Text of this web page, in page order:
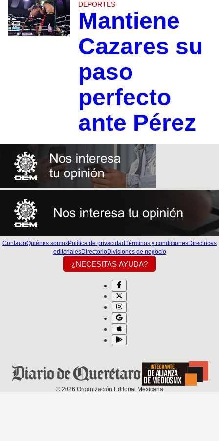
DEPORTES
Mantiene
Cazares su
paso
perfecto
ante Pérez
ContactoQuiénes somosPolítica de privacidadTérminos y condicionesDirectrices
editorialesDirectorioDivisiones de negocio
¿NECESITAS AYUDA?
© 2026 Organización Editorial Mexicana